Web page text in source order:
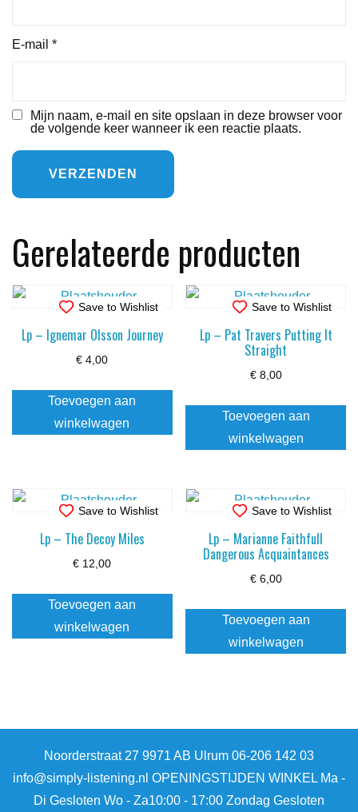
E-mail *
Mijn naam, e-mail en site opslaan in deze browser voor
de volgende keer wanneer ik een reactie plaats.
Gerelateerde producten
Save to Wishlist
Lp – Ignemar Olsson Journey
€ 4,00
Toevoegen aan
winkelwagen
Save to Wishlist
Lp – Pat Travers Putting It
Straight
€8,00
Toevoegen aan
winkelwagen
Save to Wishlist
Lp – The Decoy Miles
€ 12,00
Toevoegen aan
winkelwagen
Save to Wishlist
Lp – Marianne Faithfull
Dangerous Acquaintances
€6,00
Toevoegen aan
winkelwagen
Noorderstraat 27 9971 AB Ulrum 06-206 142 03
info@simply-listening.nl OPENINGSTIJDEN WINKEL Ma -
Di Gesloten Wo - Za10:00 - 17:00 Zondag Gesloten